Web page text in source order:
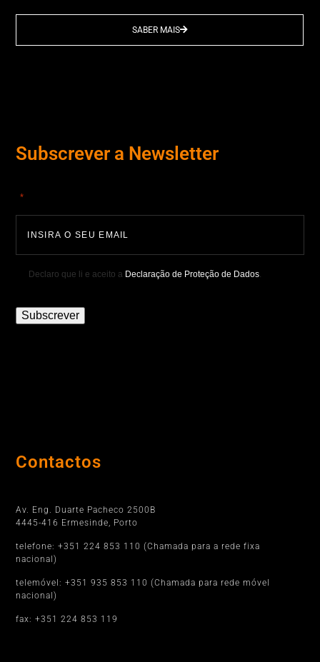
SABER MAIS
Subscrever a Newsletter
"*
Declaro que li e aceito a Declaração de Proteção de Dados
Subscrever
Contactos
Av. Eng. Duarte Pacheco 2500B
4445-416 Ermesinde, Porto
telefone: +351 224 853 110 (Chamada para a rede fixa
nacional)
telemóvel: +351 935 853 110 (Chamada para rede móvel
nacional)
fax: +351 224 853 119